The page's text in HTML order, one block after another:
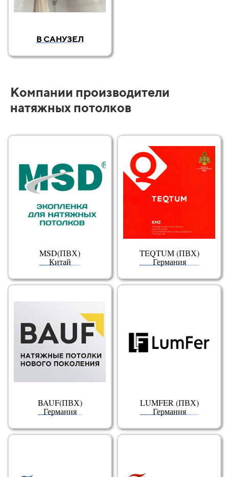
В САНУЗЕЛ
Компании производители
натяжных потолков
MSD(ПВХ)
Китай
TEQTUM (ПВХ)
Германия
BAUF(ПВХ)
Германия
LUMFER (ПВХ)
Германия